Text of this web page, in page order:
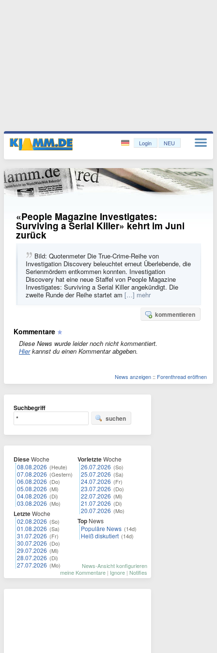
Login NEU
«People Magazine Investigates:
Surviving a Serial Killer» kehrt im Juni
zurück
Bild: Quotenmeter Die True-Crime-Reihe von
Investigation Discovery beleuchtet erneut Überlebende, die
Serienmördern entkommen konnten. Investigation
Discovery hat eine neue Staffel von People Magazine
Investigates: Surviving a Serial Killer angekündigt. Die
zweite Runde der Reihe startet am […] mehr
kommentieren
Kommentare
Diese News wurde leider noch nicht kommentiert.
Hierkannst du einen Kommentar abgeben.
News anzeigen :: Forenthread eröffnen
Suchbegriff
suchen
DieseWoche
08.08.2026 (Heute)
07.08.2026 (Gestern)
06.08.2026 (Do)
05.08.2026 (Mi)
04.08.2026 (Di)
03.08.2026 (Mo)
LetzteWoche
02.08.2026 (So)
01.08.2026 (Sa)
31.07.2026 (Fr)
30.07.2026 (Do)
29.07.2026 (Mi)
28.07.2026 (Di)
27.07.2026 (Mo)
VorletzteWoche
26.07.2026 (So)
25.07.2026 (Sa)
24.07.2026 (Fr)
23.07.2026 (Do)
22.07.2026 (Mi)
21.07.2026 (Di)
20.07.2026 (Mo)
Top News
Populäre News (14d)
Heiß diskutiert (14d)
News-Ansicht konfigurieren
meine Kommentare | Ignore | Notifies